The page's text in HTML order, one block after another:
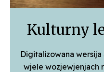
Kulturny
Digitalizowana
wjele wozjewjenjach